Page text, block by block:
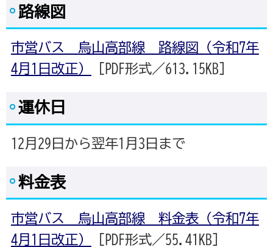
路線図
市営バス 烏山高部線 路線図（令和7年
4月1日改正）
[PDF形式／613.15KB]
運休日
12月29日から翌年1月3日まで
料金表
市営バス 烏山高部線 料金表（令和7年
4月1日改正）
[PDF形式／55.41KB]